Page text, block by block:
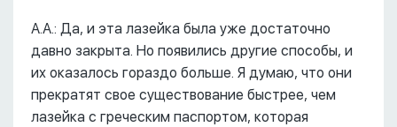
А.А.: Да, и эта лазейка была уже достаточно
давно закрыта. Но появились другие способы, и
их оказалось гораздо больше. Я думаю, что они
прекратят свое существование быстрее, чем
лазейка с греческим паспортом, которая